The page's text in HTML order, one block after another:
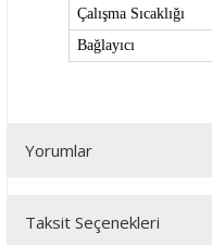
Çalışma Sıcaklığı
Bağlayıcı
Yorumlar
Taksit Seçenekleri